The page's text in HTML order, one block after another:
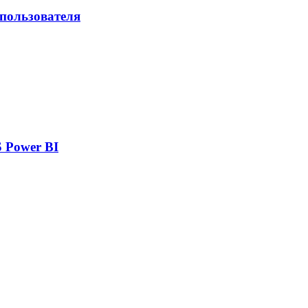
Power BI